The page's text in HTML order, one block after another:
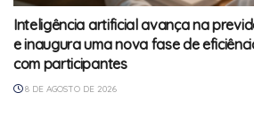
Inteligência artificial avança na
e inaugura uma nova fase de
com participantes
8 DE AGOSTO DE 2026